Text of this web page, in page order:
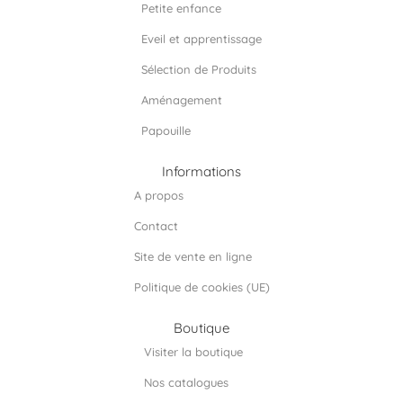
k a
m
Petite enfance
Eveil et apprentissage
Sélection de Produits
Aménagement
Papouille
Informations
A propos
Contact
Site de vente en ligne
Politique de cookies (UE)
Boutique
Visiter la boutique
Nos catalogues